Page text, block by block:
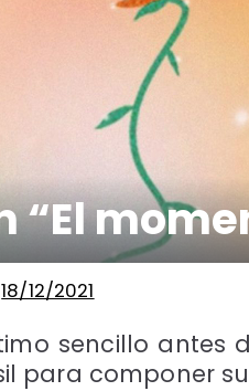
“El
18/12/2021
sencillo antes
para componer